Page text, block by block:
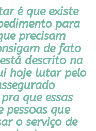
é que existe
para
precisam
de fato
descrito na
hoje lutar pelo
que essas
pessoas que
o serviço de